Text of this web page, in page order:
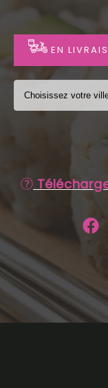
NOTRE
VOS AVIS
MENTIONS
C.G.V
EN